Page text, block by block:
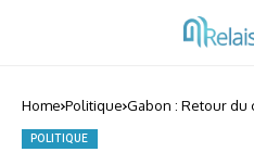
Home Politique Gabon : Retour du
POLITIQUE